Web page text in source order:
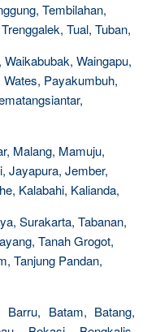
Tembilahan,
Tual, Tuban,
Waingapu,
Payakumbuh,
Malang, Mamuju,
Jayapura, Jember,
Kalabahi, Kalianda,
Surakarta, Tabanan,
Tanah Grogot,
Tanjung Pandan,
Barru, Batam, Batang,